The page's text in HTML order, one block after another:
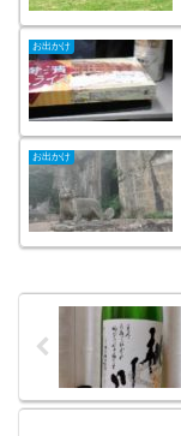
お出かけ
お出かけ